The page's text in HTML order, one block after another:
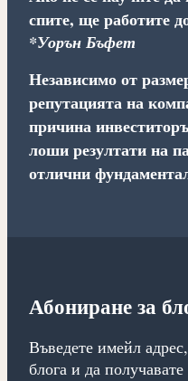
спите, ще работите
*Уорън Бъфет
Независимо от
репутацията на
причина
лоши резултати на
отлични
Абониране за
Въведете имейл
блога и да